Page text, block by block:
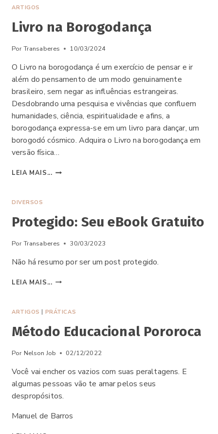
ARTIGOS
Livro na Borogodança
Por Transaberes 10/03/2024
O Livro na borogodança é um exercício de pensar e ir
além do pensamento de um modo genuinamente
brasileiro, sem negar as influências estrangeiras.
Desdobrando uma pesquisa e vivências que confluem
humanidades, ciência, espiritualidade e afins, a
borogodança expressa-se em um livro para dançar, um
borogodó cósmico. Adquira o Livro na borogodança em
versão física…
LEIA MAIS... LIVRO
DIVERSOS
Protegido: Seu eBook Gratuito
Por Transaberes 30/03/2023
Não há resumo por ser um post protegido.
LEIA MAIS... PROTEGIDO:
GRATUITO
ARTIGOS PRÁTICAS
Método Educacional Pororoca
Por Nelson Job 02/12/2022
Você vai encher os vazios com suas peraltagens. E
algumas pessoas vão te amar pelos seus
despropósitos.
Manuel de Barros